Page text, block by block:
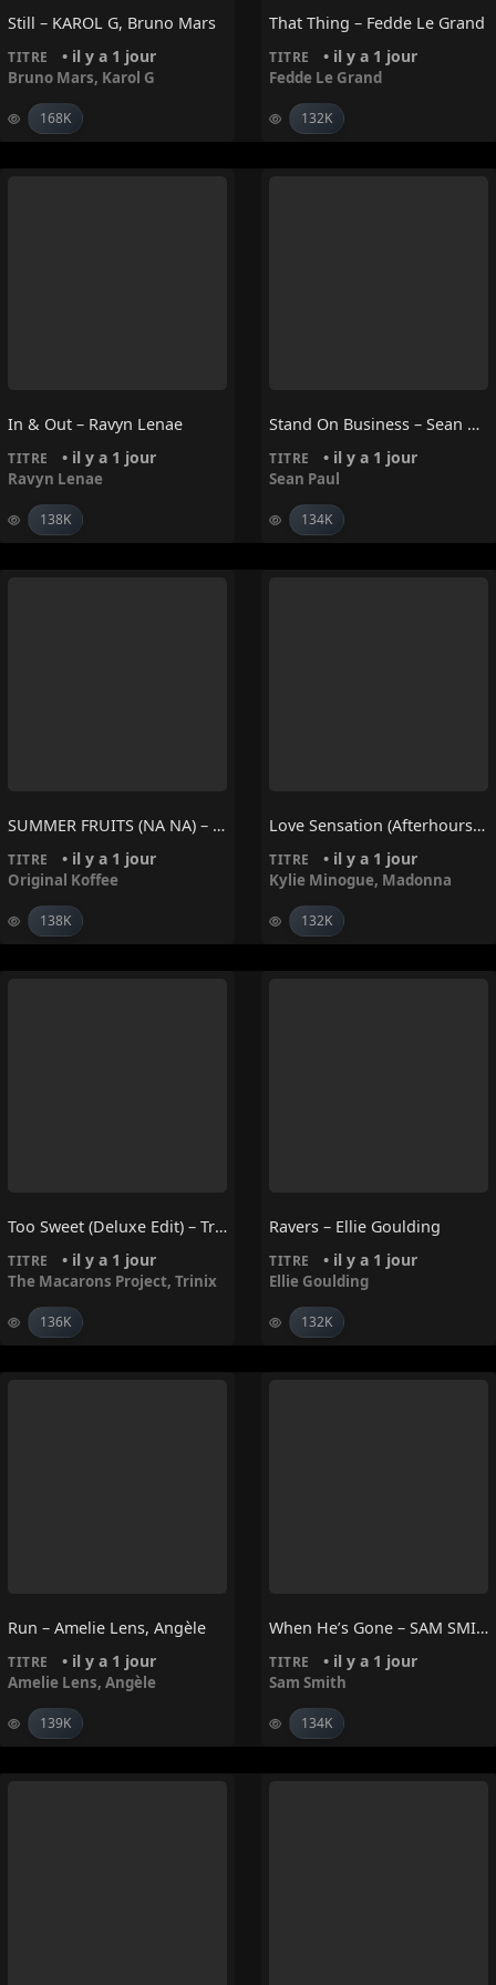
Still – KAROL G, Bruno Mars
TITRE • il y a 1 jour
Bruno Mars, Karol G
168K
That Thing – Fedde Le Grand
TITRE • il y a 1 jour
Fedde Le Grand
132K
In & Out – Ravyn Lenae
TITRE • il y a 1 jour
Ravyn Lenae
138K
Stand On Business – Sean Paul
TITRE • il y a 1 jour
Sean Paul
134K
SUMMER FRUITS (NA NA) – Original Koffee
TITRE • il y a 1 jour
Original Koffee
138K
Love Sensation (Afterhours Mix) – Madonna, Kylie Minogue
TITRE • il y a 1 jour
Kylie Minogue, Madonna
132K
Too Sweet (Deluxe Edit) – Trinix, The Macarons Project
TITRE • il y a 1 jour
The Macarons Project, Trinix
136K
Ravers – Ellie Goulding
TITRE • il y a 1 jour
Ellie Goulding
132K
Run – Amelie Lens, Angèle
TITRE • il y a 1 jour
Amelie Lens, Angèle
139K
When He’s Gone – SAM SMITH
TITRE • il y a 1 jour
Sam Smith
134K